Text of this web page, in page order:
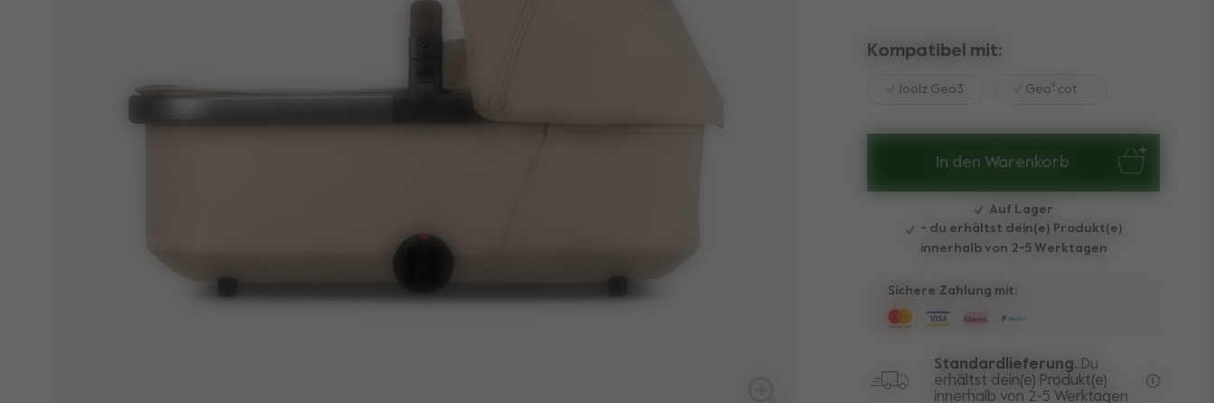
Kompatibel mit:
Joolz Geo3 Geo³ cot
In den Warenkorb
Auf Lager
- du erhältst dein(e) Produkt(e)
innerhalb von 2-5 Werktagen
Sichere Zahlung mit:
Standardlieferung. Du
erhältst dein(e) Produkt(e)
innerhalb von 2-5 Werktagen